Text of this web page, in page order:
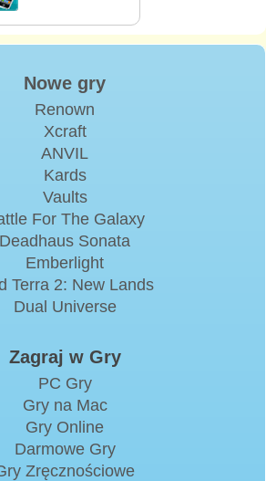
Nowe gry
Renown
Xcraft
ANVIL
Kards
Vaults
For The Galaxy
Deadhaus Sonata
Emberlight
Terra 2: New Lands
Dual Universe
Zagraj w Gry
PC Gry
Gry na Mac
Gry Online
Darmowe Gry
Zręcznościowe